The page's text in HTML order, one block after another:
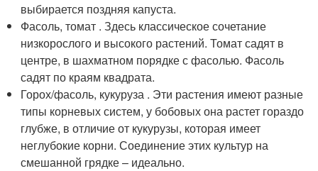
выбирается поздняя капуста.
Фасоль, томат . Здесь классическое сочетание
низкорослого и высокого растений. Томат садят в
центре, в шахматном порядке с фасолью. Фасоль
садят по краям квадрата.
Горох/фасоль, кукуруза . Эти растения имеют разные
типы корневых систем, у бобовых она растет гораздо
глубже, в отличие от кукурузы, которая имеет
неглубокие корни. Соединение этих культур на
смешанной грядке – идеально.